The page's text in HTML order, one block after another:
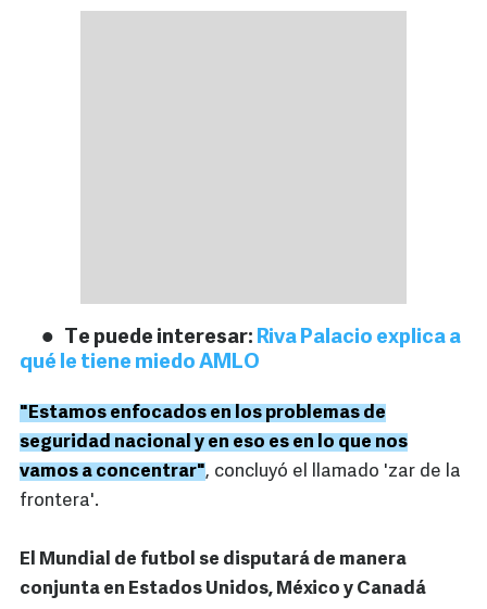
Te puede interesar: Riva Palacio explica a
qué le tiene miedo AMLO
"Estamos enfocados en los problemas de
seguridad nacional y en eso es en lo que nos
vamos a concentrar", concluyó el llamado 'zar de la
frontera'.
El Mundial de futbol se disputará de manera
conjunta en Estados Unidos, México y Canadá